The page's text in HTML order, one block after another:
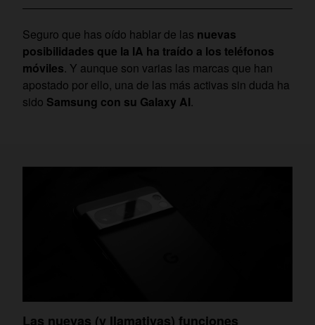
Seguro que has oído hablar de las nuevas
posibilidades que la IA ha traído a los teléfonos
móviles. Y aunque son varias las marcas que han
apostado por ello, una de las más activas sin duda ha
sido Samsung con su Galaxy AI.
Las nuevas (y llamativas) funciones